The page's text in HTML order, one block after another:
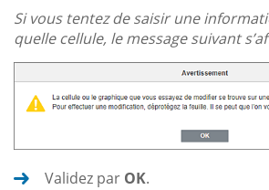
Si vous tentez de saisir une
quelle cellule, le message suivant
Validez par OK.